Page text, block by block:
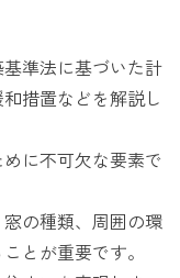
準法に基づいた計
措置などを解説し
に不可欠な要素で
の種類、周囲の環
とが重要です。